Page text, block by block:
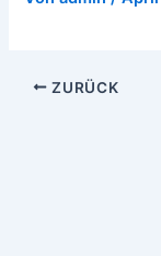
ZURÜCK